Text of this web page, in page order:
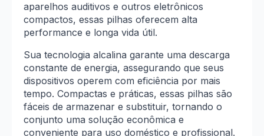
aparelhos auditivos e outros eletrônicos
compactos, essas pilhas oferecem alta
performance e longa vida útil.
Sua tecnologia alcalina garante uma descarga
constante de energia, assegurando que seus
dispositivos operem com eficiência por mais
tempo. Compactas e práticas, essas pilhas são
fáceis de armazenar e substituir, tornando o
conjunto uma solução econômica e
conveniente para uso doméstico e profissional.